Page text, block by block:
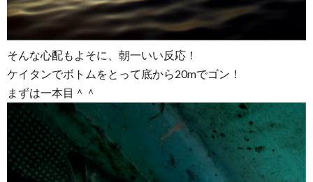
そんな心配もよそに、朝一いい反応！
ケイタンでボトムをとって底から20mでゴン！
まずは一本目＾＾